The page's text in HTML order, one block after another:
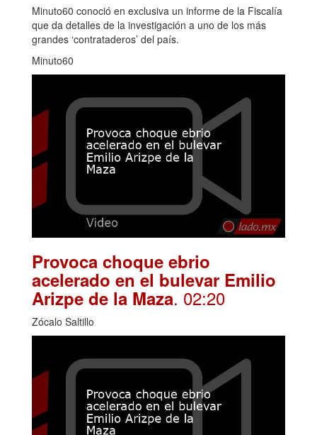
Minuto60 conoció en exclusiva un informe de la Fiscalía
que da detalles de la investigación a uno de los más
grandes ‘contrataderos’ del país.
Minuto60
Provoca choque ebrio
acelerado en el bulevar Emilio
Arizpe de la Maza. 02:20
Zócalo Saltillo